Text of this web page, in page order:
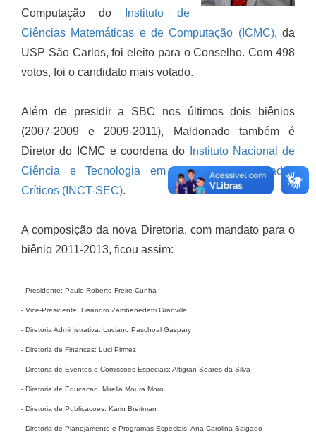
Computação do
Instituto de
Ciências Matemáticas e de Computação (ICMC), da
USP São Carlos, foi eleito para o Conselho. Com 498
votos, foi o candidato mais votado.
Além de presidir a SBC nos últimos dois biênios
(2007-2009 e 2009-2011), Maldonado também é
Diretor do ICMC e coordena do
Instituto Nacional de
Ciência e Tecnologia em Sistemas Embarcados
Críticos (INCT-SEC).
A composição da nova Diretoria, com mandato para o
biênio 2011-2013, ficou assim:
- Presidente: Paulo Roberto Freire Cunha
- Vice-Presidente: Lisandro Zambenedetti Granville
- Diretoria Administrativa: Luciano Paschoal Gaspary
- Diretoria de Financas: Luci Pirmez
- Diretoria de Eventos e Comissoes Especiais: Altigran Soares da Silva
- Diretoria de Educacao: Mirella Moura Moro
- Diretoria de Publicacoes: Karin Breitman
- Diretoria de Planejamento e Programas Especiais: Ana Carolina Salgado